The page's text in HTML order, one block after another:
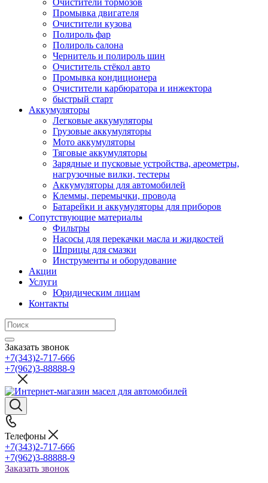
Очистители тормозов
Промывка двигателя
Очистители кузова
Полироль фар
Полироль салона
Чернитель и полироль шин
Очиститель стёкол авто
Промывка кондиционера
Очистители карбюратора и инжектора
быстрый старт
Аккумуляторы
Легковые аккумуляторы
Грузовые аккумуляторы
Мото аккумуляторы
Тяговые аккумуляторы
Зарядные и пусковые устройства, ареометры,
нагрузочные вилки, тестеры
Аккумуляторы для автомобилей
Клеммы, перемычки, провода
Батарейки и аккумуляторы для приборов
Сопутствующие материалы
Фильтры
Насосы для перекачки масла и жидкостей
Шприцы для смазки
Инструменты и оборудование
Акции
Услуги
Юридическим лицам
Контакты
Заказать звонок
+7(343)2-717-666
+7(962)3-88888-9
Телефоны
+7(343)2-717-666
+7(962)3-88888-9
Заказать звонок